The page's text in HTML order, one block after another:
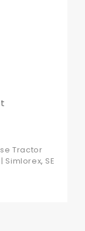
Tractor
Simlorex, SE